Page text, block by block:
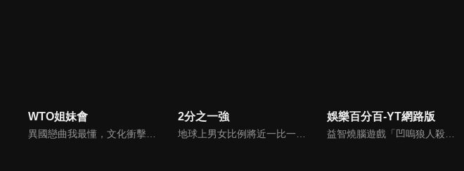
WTO姐妹會
異國戀曲我最懂，文化衝擊大不同！到底新住民怎麼看台灣？讓我們與主持人和來自世界各地的外國朋友，一起聊聊不同國家文化差異、衝擊、風俗、語言學習經驗、婚姻生活等。
2分之一強
地球上男女比例將近一比一，也就是有二分之一的女人。我們認為新世代的女人不論在能力、經濟、教育、工作上都不輸男人，這些獨立自主的女人早已撐起半邊天，她們有自己的價值觀和感情觀，我們稱她們是『二分之一強』。
娛樂百分百-YT網路版
益智燒腦遊戲「凹嗚狼人殺」激發你的邏輯推理能力，偶像巨星雲集，全球娛樂資訊，一手掌握不脫節！2025全新升級改版，盡在《娛樂百分百-YT網路版》！